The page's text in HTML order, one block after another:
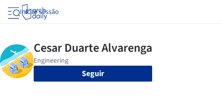
Iniciar sessão
Seguir